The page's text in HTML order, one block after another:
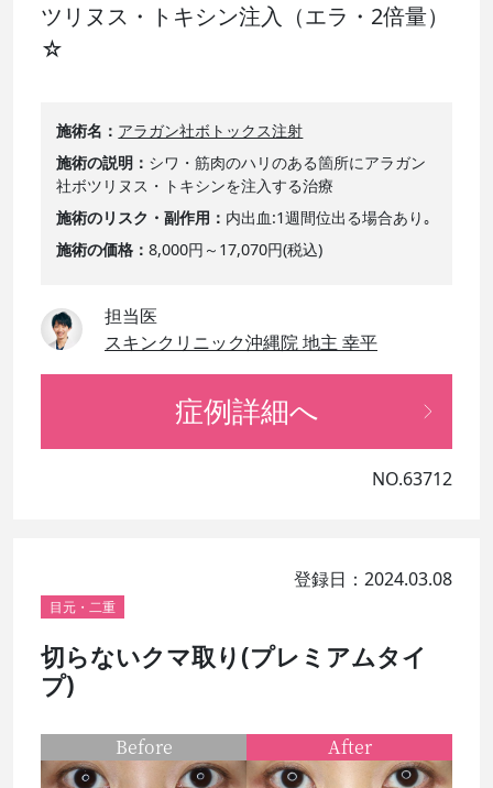
ツリヌス・トキシン注入（エラ・2倍量）
☆
施術名
アラガン社ボトックス注射
施術の説明
シワ・筋肉のハリのある箇所にアラガン
社ボツリヌス・トキシンを注入する治療
施術のリスク・副作用
内出血:1週間位出る場合あり｡
施術の価格
8,000円～17,070円(税込)
担当医
スキンクリニック沖縄院 地主 幸平
症例詳細へ
NO.63712
登録日：2024.03.08
目元・二重
切らないクマ取り(プレミアムタイ
プ)
Before After